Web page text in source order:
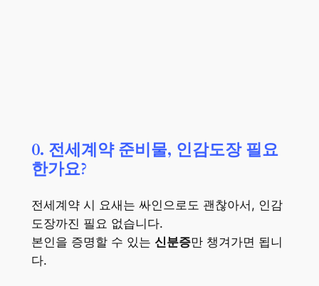
0. 전세계약 준비물, 인감도장 필요
한가요?
전세계약 시 요새는 싸인으로도 괜찮아서, 인감
도장까진 필요 없습니다.
본인을 증명할 수 있는 신분증만 챙겨가면 됩니
다.